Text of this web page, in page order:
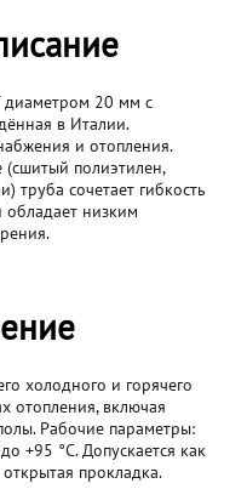
диаметром 20 мм с
в Италии.
и отопления.
(сшитый полиэтилен,
труба сочетает гибкость
обладает низким
холодного и горячего
отопления, включая
Рабочие параметры:
+95 °C. Допускается как
прокладка.